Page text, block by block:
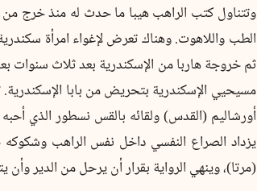
وتتناول كتب الراهب هيبا ما حدث له منذ خرج
الطب واللاهوت. وهناك تعرض لإغواء امرأة
ثم خروجة هاربا من الإسكندرية بعد ثلاث سنوات
مسيحيي الإسكندرية بتحريض من بابا
أورشاليم (القدس) ولقائه بالقس نسطور الذي
يزداد الصراع النفسي داخل نفس الراهب
(مرتا)، وينهي الرواية بقرار أن يرحل من الدير